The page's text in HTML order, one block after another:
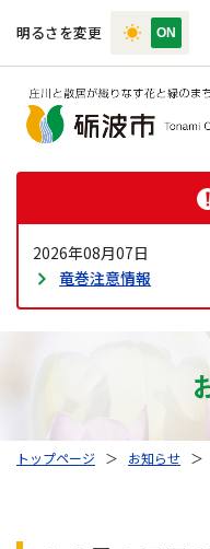
明るさを変更
2026年08月07日
竜巻注意情報
トップページ ＞ お知らせ ＞